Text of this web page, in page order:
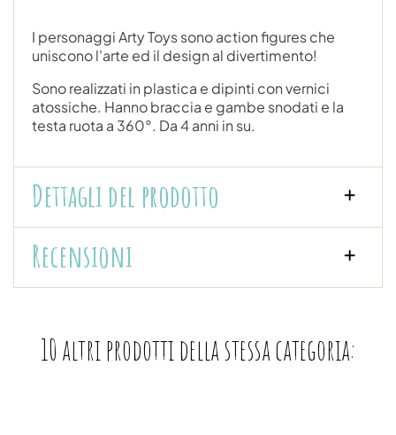
I personaggi Arty Toys sono action figures che
uniscono l'arte ed il design al divertimento!
Sono realizzati in plastica e dipinti con vernici
atossiche. Hanno braccia e gambe snodati e la
testa ruota a 360°. Da 4 anni in su.
Dettagli del prodotto
Recensioni
10 altri prodotti della stessa categoria: